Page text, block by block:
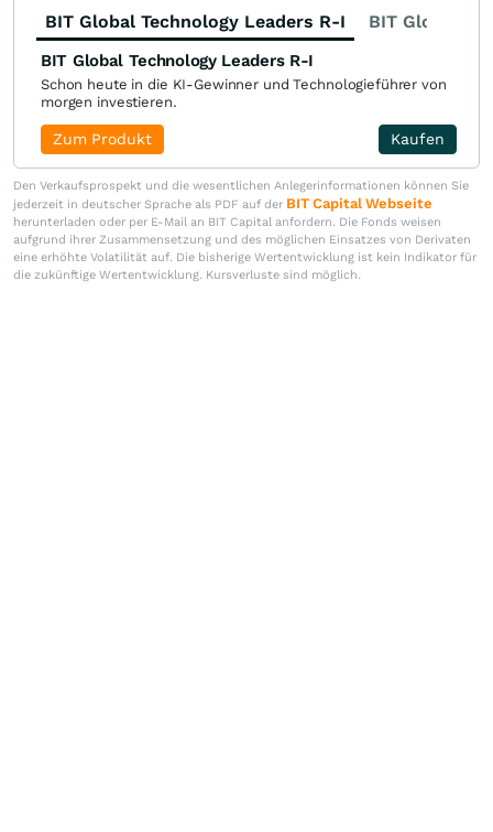
BIT Global Technology Leaders R-I BIT Global
BIT Global Technology Leaders R-I
Schon heute in die KI-Gewinner und Technologieführer von
morgen investieren.
Kaufen
Zum Produkt
Den Verkaufsprospekt und die wesentlichen Anlegerinformationen können Sie
jederzeit in deutscher Sprache als PDF auf der BIT Capital Webseite
herunterladen oder per E-Mail an BIT Capital anfordern. Die Fonds weisen
aufgrund ihrer Zusammensetzung und des möglichen Einsatzes von Derivaten
eine erhöhte Volatilität auf. Die bisherige Wertentwicklung ist kein Indikator für
die zukünftige Wertentwicklung. Kursverluste sind möglich.